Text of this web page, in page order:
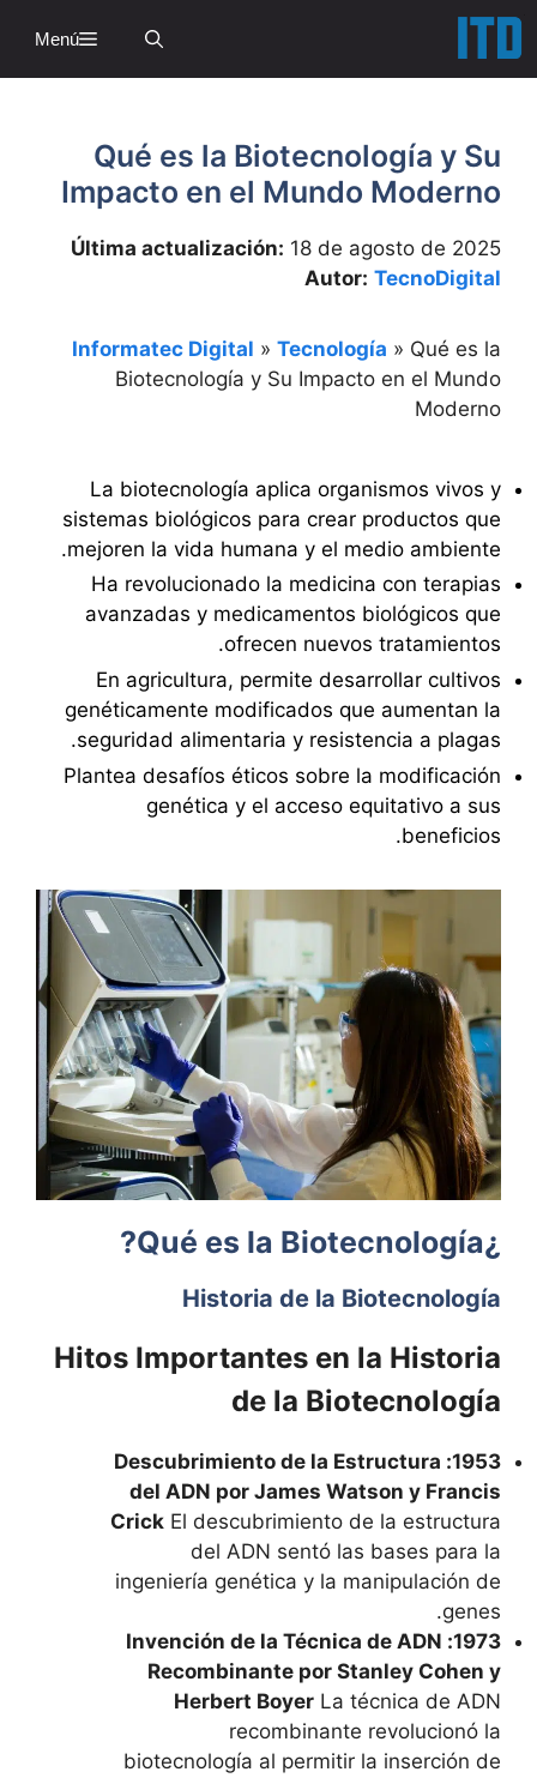
Menú
Qué es la Biotecnología y Su
Impacto en el Mundo Moderno
Última actualización:18 de agosto de 2025
Autor: TecnoDigital
Informatec Digital»Tecnología»Qué es la
Biotecnología y Su Impacto en el Mundo
Moderno
La biotecnología aplica organismos vivos y
sistemas biológicos para crear productos que
mejoren la vida humana y el medio ambiente.
Ha revolucionado la medicina con terapias
avanzadas y medicamentos biológicos que
ofrecen nuevos tratamientos.
En agricultura, permite desarrollar cultivos
genéticamente modificados que aumentan la
seguridad alimentaria y resistencia a plagas.
Plantea desafíos éticos sobre la modificación
genética y el acceso equitativo a sus
beneficios.
Historia de la Biotecnología
Hitos Importantes en la Historia
de la Biotecnología
1953: Descubrimiento de la Estructura
del ADN por James Watson y Francis
CrickEl descubrimiento de la estructura
del ADN sentó las bases para la
ingeniería genética y la manipulación de
genes.
1973: Invención de la Técnica de ADN
Recombinante por Stanley Cohen y
Herbert Boyer La técnica de ADN
recombinante revolucionó la
biotecnología al permitir la inserción de